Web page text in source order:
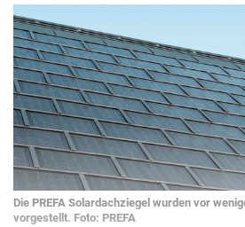
Die PREFA Solardachziegel wurden vor
vorgestellt. Foto: PREFA